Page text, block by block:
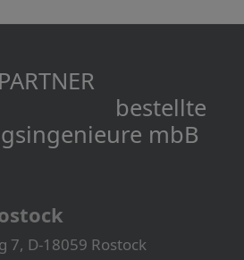
bestellte
mbB
7, D-18059 Rostock